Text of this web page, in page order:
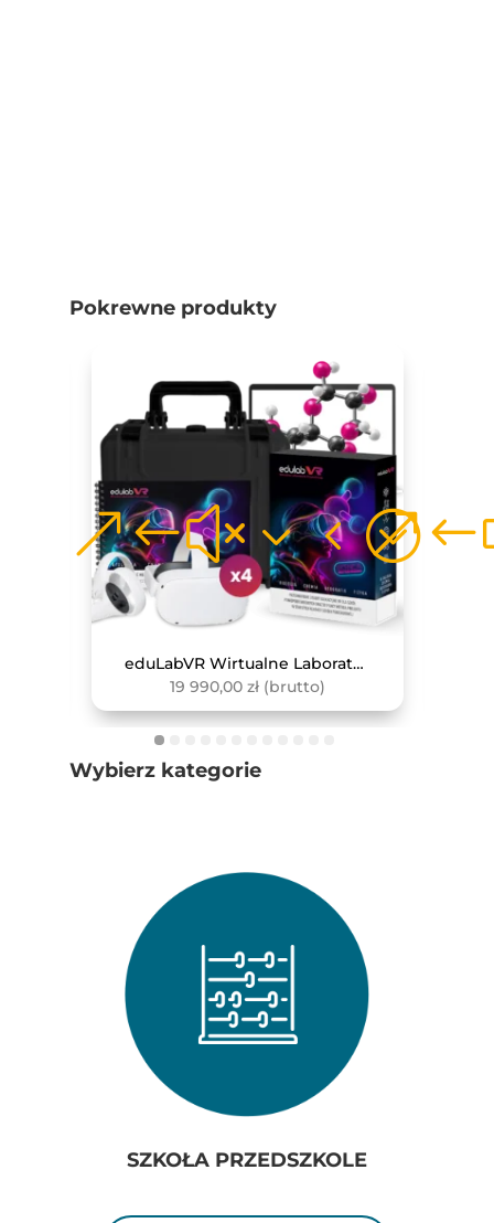
Pokrewne produkty
eduLabVR Wirtualne Laboratoria Przyrodnicze (zestaw z goglami VR, 4 szt.)
19 990,00 zł (brutto)
Wybierz kategorie
SZKOŁA PRZEDSZKOLE